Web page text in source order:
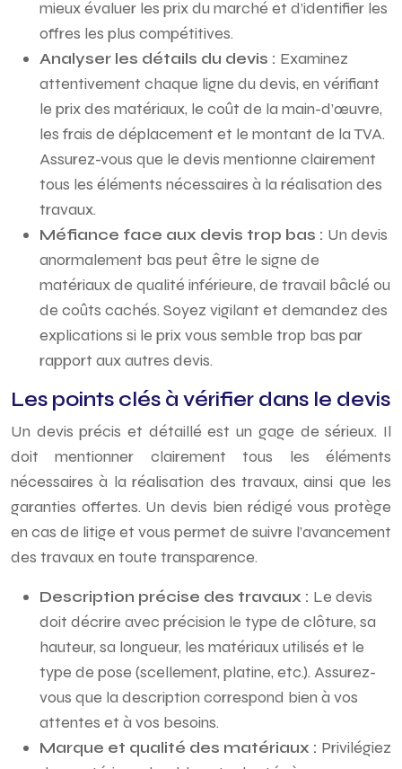
mieux évaluer les prix du marché et d’identifier les
offres les plus compétitives.
Analyser les détails du devis : Examinez
attentivement chaque ligne du devis, en vérifiant
le prix des matériaux, le coût de la main-d’œuvre,
les frais de déplacement et le montant de la TVA.
Assurez-vous que le devis mentionne clairement
tous les éléments nécessaires à la réalisation des
travaux.
Méfiance face aux devis trop bas : Un devis
anormalement bas peut être le signe de
matériaux de qualité inférieure, de travail bâclé ou
de coûts cachés. Soyez vigilant et demandez des
explications si le prix vous semble trop bas par
rapport aux autres devis.
Les points clés à vérifier dans le devis
Un devis précis et détaillé est un gage de sérieux. Il
doit mentionner clairement tous les éléments
nécessaires à la réalisation des travaux, ainsi que les
garanties offertes. Un devis bien rédigé vous protège
en cas de litige et vous permet de suivre l’avancement
des travaux en toute transparence.
Description précise des travaux : Le devis
doit décrire avec précision le type de clôture, sa
hauteur, sa longueur, les matériaux utilisés et le
type de pose (scellement, platine, etc.). Assurez-
vous que la description correspond bien à vos
attentes et à vos besoins.
Marque et qualité des matériaux : Privilégiez